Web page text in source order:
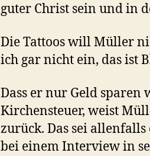
guter Christ sein und in
Die Tattoos will Müller
ich gar nicht ein, das ist
Dass er nur Geld
Kirchensteuer, weist
zurück. Das sei
bei einem Interview in